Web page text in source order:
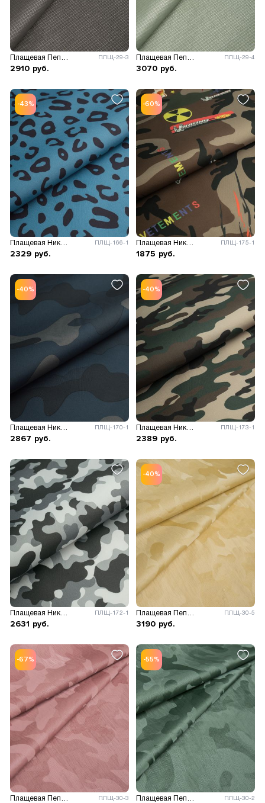
ПЛЩ-29-3
2910 руб.
ПЛЩ-29-4
3070 руб.
-43%
ПЛЩ-166-1
2329 руб.
-60%
ПЛЩ-175-1
1875 руб.
-40%
Плащевая Николь камуфляж ПЛЩ-170-1
2867 руб.
-40%
Плащевая Николь камуфляж ПЛЩ-173-1
2389 руб.
ПЛЩ-172-1
2631 руб.
-40%
ПЛЩ-30-5
3190 руб.
-67%
ПЛЩ-30-3
-55%
ПЛЩ-30-2